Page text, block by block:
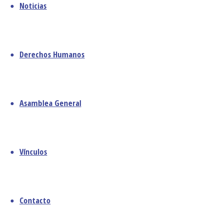
Noticias
Derechos Humanos
Asamblea General
Vínculos
Contacto
este Congreso,
y señaló que
que pueden y
decimos
trabajo termina